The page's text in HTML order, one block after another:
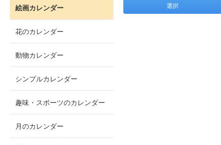
選択
絵画カレンダー
花のカレンダー
動物カレンダー
シンプルカレンダー
趣味・スポーツのカレンダー
月のカレンダー